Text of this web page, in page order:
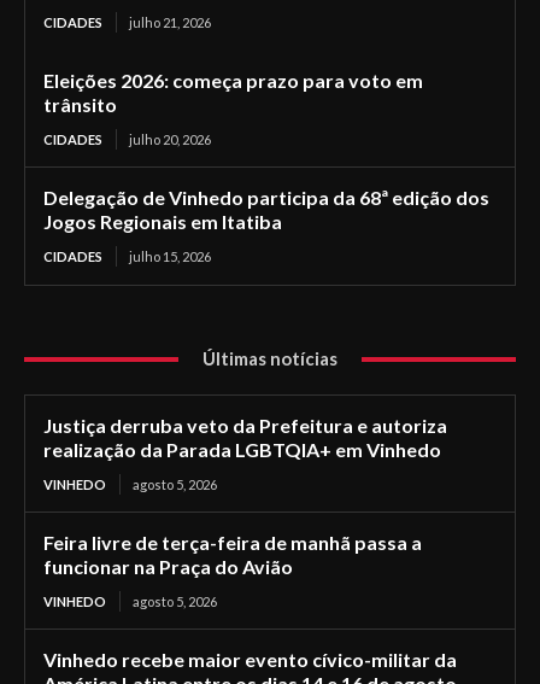
CIDADES julho 21, 2026
Eleições 2026: começa prazo para voto em
trânsito
CIDADES julho 20, 2026
Delegação de Vinhedo participa da 68ª edição dos
Jogos Regionais em Itatiba
CIDADES julho 15, 2026
Últimas notícias
Justiça derruba veto da Prefeitura e autoriza
realização da Parada LGBTQIA+ em Vinhedo
VINHEDO agosto 5, 2026
Feira livre de terça-feira de manhã passa a
funcionar na Praça do Avião
VINHEDO agosto 5, 2026
Vinhedo recebe maior evento cívico-militar da